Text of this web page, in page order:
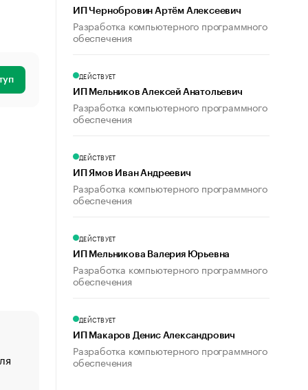
«От спорта тело стареет иначе». Как живет глава
создавшей GTA
ИП Чернобровин Артём Алексеевич
Разработка компьютерного программного
обеспечения
ДЕЙСТВУЕТ
ИП Мельников Алексей Анатольевич
Разработка компьютерного программного
обеспечения
ДЕЙСТВУЕТ
ИП Ямов Иван Андреевич
Разработка компьютерного программного
обеспечения
ДЕЙСТВУЕТ
ИП Мельникова Валерия Юрьевна
Разработка компьютерного программного
обеспечения
ДЕЙСТВУЕТ
ИП Макаров Денис Александрович
Разработка компьютерного программного
обеспечения